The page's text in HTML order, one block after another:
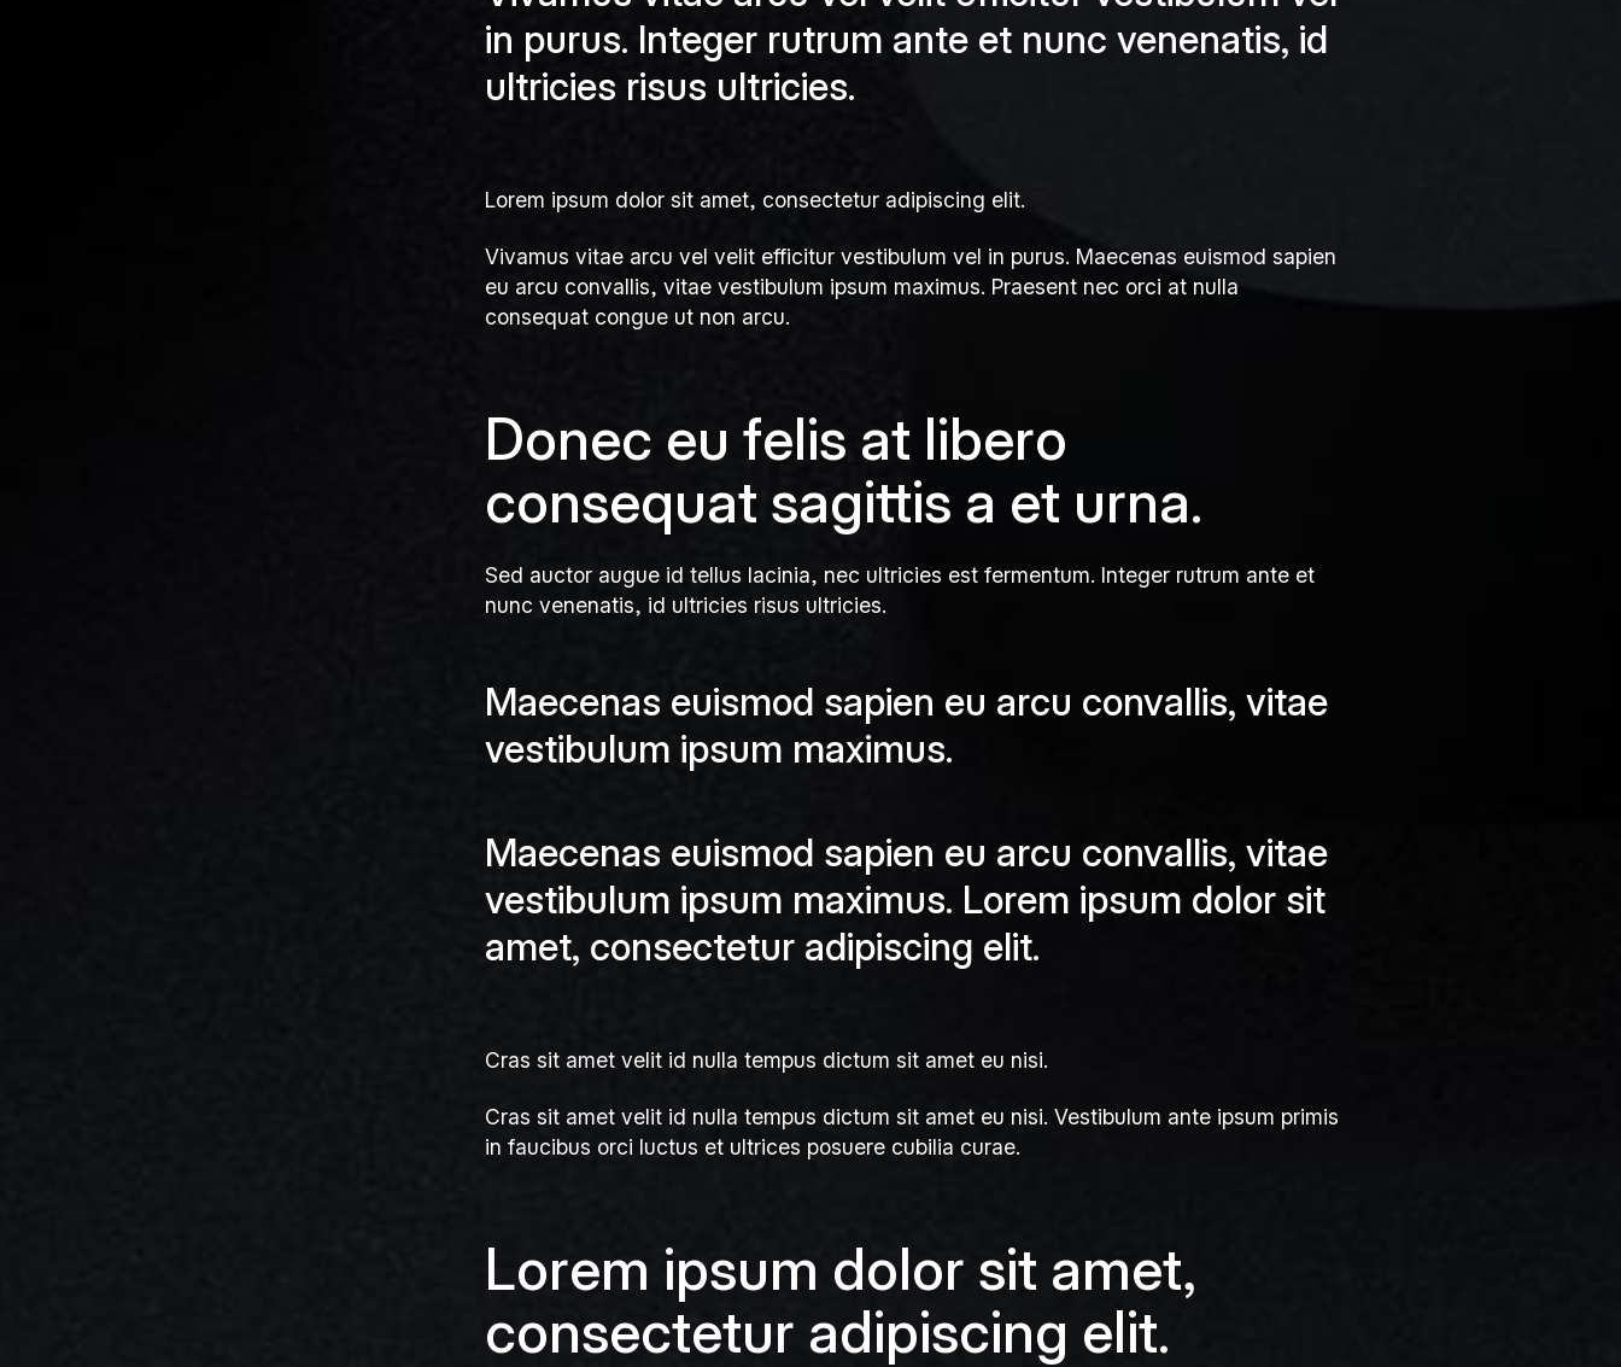
in purus. Integer rutrum ante et nunc venenatis, id
ultricies risus ultricies.
Lorem ipsum dolor sit amet, consectetur adipiscing elit.
Vivamus vitae arcu vel velit efficitur vestibulum vel in purus. Maecenas euismod sapien
eu arcu convallis, vitae vestibulum ipsum maximus. Praesent nec orci at nulla
consequat congue ut non arcu.
Donec eu felis at libero
consequat sagittis a et urna.
Sed auctor augue id tellus lacinia, nec ultricies est fermentum. Integer rutrum ante et
nunc venenatis, id ultricies risus ultricies.
Maecenas euismod sapien eu arcu convallis, vitae
vestibulum ipsum maximus.
Maecenas euismod sapien eu arcu convallis, vitae
vestibulum ipsum maximus. Lorem ipsum dolor sit
amet, consectetur adipiscing elit.
Cras sit amet velit id nulla tempus dictum sit amet eu nisi.
Cras sit amet velit id nulla tempus dictum sit amet eu nisi. Vestibulum ante ipsum primis
in faucibus orci luctus et ultrices posuere cubilia curae.
Lorem ipsum dolor sit amet,
consectetur adipiscing elit.